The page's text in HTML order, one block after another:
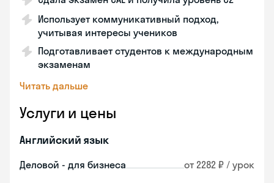
Использует коммуникативный подход,
учитывая интересы учеников
Подготавливает студентов к международным
экзаменам
Читать дальше
Услуги и цены
Английский язык
Деловой - для бизнеса от 2282 ₽ / урок